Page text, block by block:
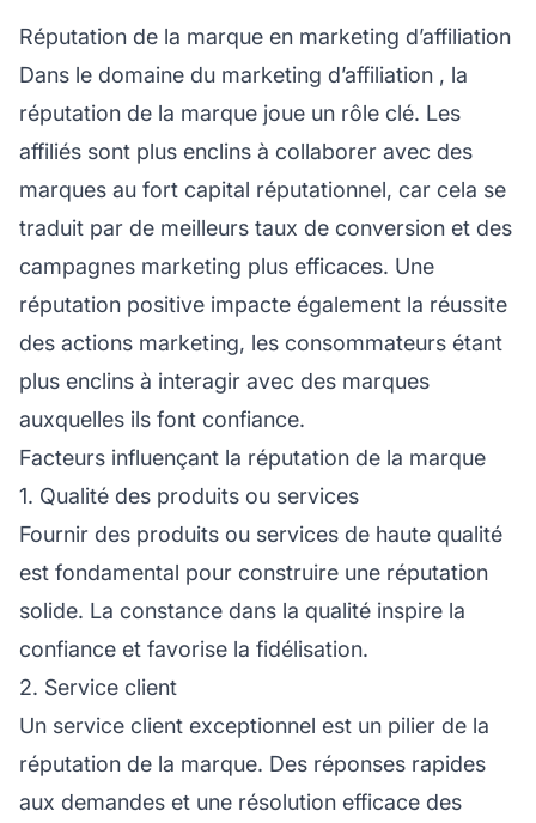
Réputation de la marque en marketing d’affiliation
Dans le domaine du marketing d’affiliation , la
réputation de la marque joue un rôle clé. Les
affiliés sont plus enclins à collaborer avec des
marques au fort capital réputationnel, car cela se
traduit par de meilleurs taux de conversion et des
campagnes marketing plus efficaces. Une
réputation positive impacte également la réussite
des actions marketing, les consommateurs étant
plus enclins à interagir avec des marques
auxquelles ils font confiance.
Facteurs influençant la réputation de la marque
1. Qualité des produits ou services
Fournir des produits ou services de haute qualité
est fondamental pour construire une réputation
solide. La constance dans la qualité inspire la
confiance et favorise la fidélisation.
2. Service client
Un service client exceptionnel est un pilier de la
réputation de la marque. Des réponses rapides
aux demandes et une résolution efficace des